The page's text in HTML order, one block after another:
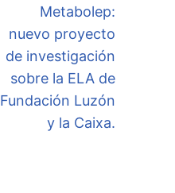
Metabolep:
nuevo proyecto
de investigación
sobre la ELA de
Fundación Luzón
y la Caixa.